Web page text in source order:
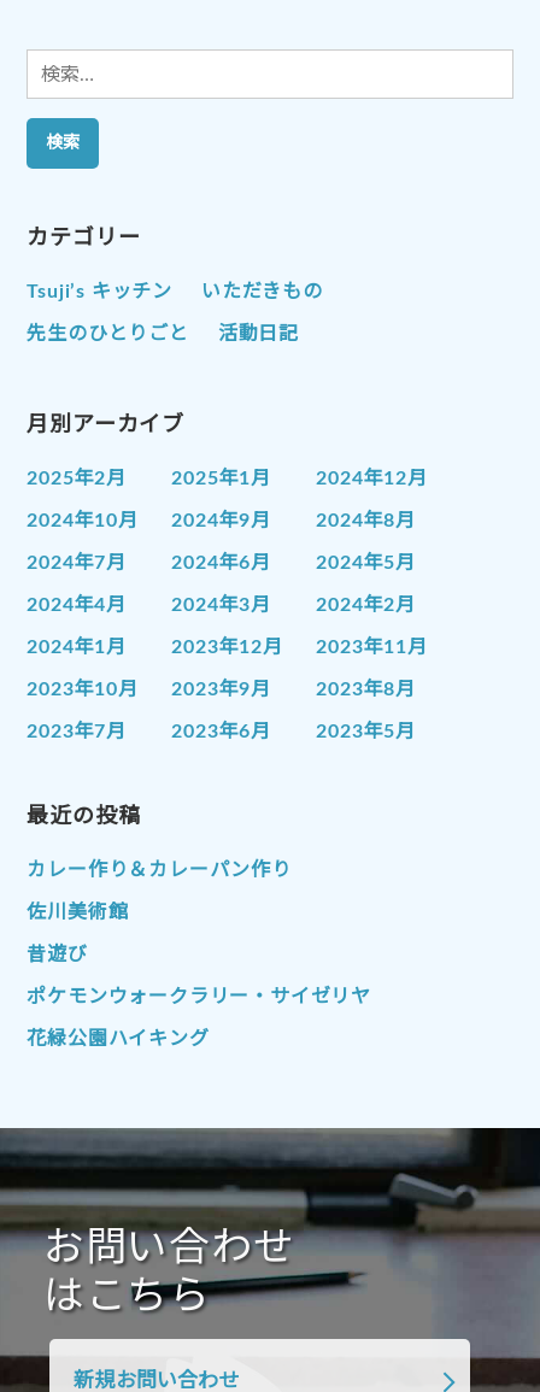
検
索:
カテゴリー
Tsuji’s キッチン いただきもの
先生のひとりごと 活動日記
月別アーカイブ
2025年2月 2025年1月 2024年12月
2024年10月 2024年9月 2024年8月
2024年7月 2024年6月 2024年5月
2024年4月 2024年3月 2024年2月
2024年1月 2023年12月 2023年11月
2023年10月 2023年9月 2023年8月
2023年7月 2023年6月 2023年5月
2023年1月
2022年10月 2022年9月
2022年7月
2022年4月
2022年1月 2021年12月 2021年11月
2021年10月 2021年9月
2021年1月 2020年12月 2020年11月
2020年10月 2020年9月 2020年8月
2020年7月 2020年6月 2020年5月
2020年4月 2020年3月 2020年2月
2019年9月
最近の投稿
カレー作り＆カレーパン作り
佐川美術館
昔遊び
ポケモンウォークラリー・サイゼリヤ
花緑公園ハイキング
お問い合わせ
はこちら
新規お問い合わせ